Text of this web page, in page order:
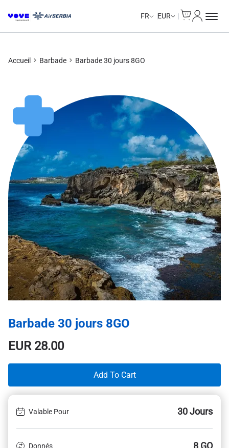
FR EUR
Accueil Barbade Barbade 30 jours 8GO
Barbade 30 jours 8GO
EUR28.00
Add To Cart
Valable Pour 30 Jours
Donnés 8 GO